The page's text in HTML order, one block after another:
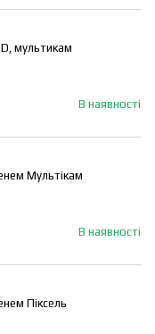
мультикам
В наявності
Мультікам
В наявності
Піксель